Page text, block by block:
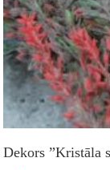
Dekors ”Kristāla